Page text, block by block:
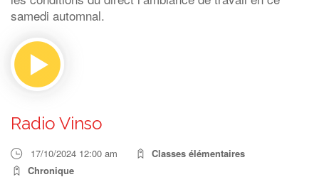
samedi automnal.
Radio Vinso
17/10/2024 12:00 am
Classes élémentaires
Chronique